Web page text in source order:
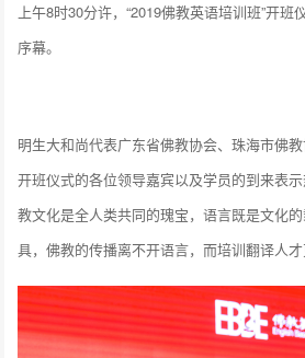
上午8时30分许，“2019佛教英语培训班”开
序幕。
明生大和尚代表广东省佛教协会、珠海市佛
开班仪式的各位领导嘉宾以及学员的到来表
教文化是全人类共同的瑰宝，语言既是文化
具，佛教的传播离不开语言，而培训翻译人才